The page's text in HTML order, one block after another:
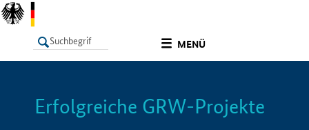
MENÜ
LISTE Info
Erfolgreiche GRW-Projekte